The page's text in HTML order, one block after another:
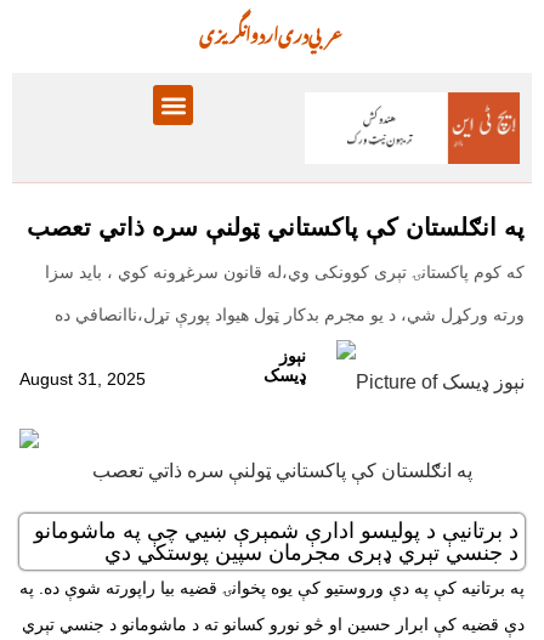
انگریزیاردودریعربي
په انګلستان کې پاکستاني ټولنې سره ذاتي تعصب
که کوم پاکستانۍ تېری کوونکی وي،له قانون سرغړونه کوي ، باید سزا
ورته ورکړل شي، د یو مجرم بدکار ټول هیواد پورې تړل،ناانصافي ده
August 31, 2025
نېوز
ډیسک
د برتانیې د پولیسو ادارې شمېرې ښيي چې په ماشومانو
د جنسي تېري ډېری مجرمان سپین پوستکي دي
په برتانیه کې په دې وروستیو کې یوه پخوانۍ قضیه بیا راپورته شوې ده. په
دې قضیه کې ابرار حسین او څو نورو کسانو ته د ماشومانو د جنسي تېري